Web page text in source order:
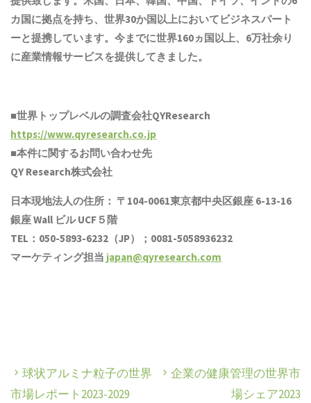
カ国に拠点を持ち、世界30か国以上においてビジネスパート
ーと提携しています。今までに世界160ヵ国以上、6万社余り
に産業情報サービスを提供してきました。
■世界トップレベルの調査会社QYResearch
https://www.qyresearch.co.jp
■本件に関するお問い合わせ先
QY Research株式会社
日本現地法人の住所： 〒104-0061東京都中央区銀座 6-13-16
銀座 Wall ビル UCF５階
TEL：050-5893-6232（JP）；0081-5058936232
マーケティング担当 japan@qyresearch.com
球状アルミナ粒子の世界
市場レポート2023-2029
企業の健康管理の世界市
場シェア2023